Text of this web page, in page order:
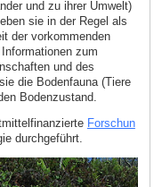
und zu ihrer Umwelt)
sie in der Regel als
der vorkommenden
zum
und des
die Bodenfauna (Tiere
Bodenzustand.
Forschun
durchgeführt.